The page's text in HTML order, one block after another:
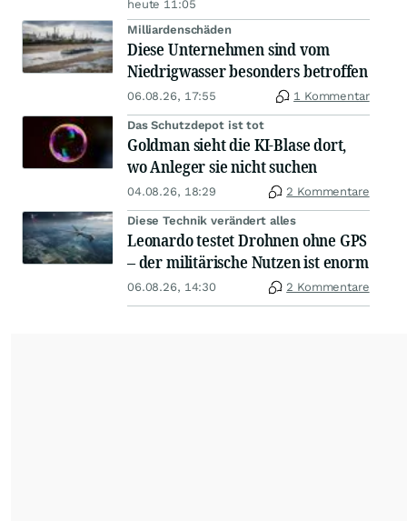
heute 11:05
Milliardenschäden
Diese Unternehmen sind vom
Niedrigwasser besonders betroffen
06.08.26, 17:55 1 Kommentar
Das Schutzdepot ist tot
Goldman sieht die KI-Blase dort,
wo Anleger sie nicht suchen
04.08.26, 18:29 2 Kommentare
Diese Technik verändert alles
Leonardo testet Drohnen ohne GPS
– der militärische Nutzen ist enorm
06.08.26, 14:30 2 Kommentare